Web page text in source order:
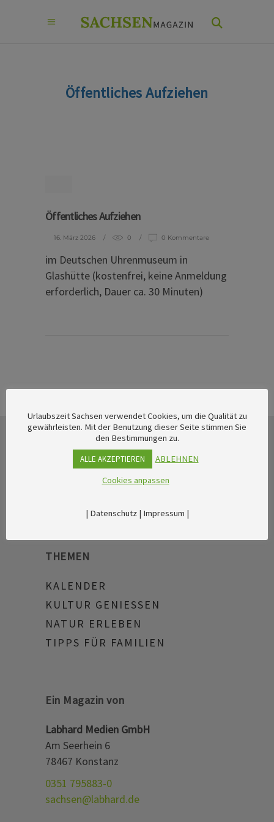
Öffentliches Aufziehen
Öffentliches Aufziehen
16. März 2026 0 0 Kommentare
im Deutschen Uhrenmuseum in
Glashütte (kostenfrei, keine Anmeldung
erforderlich, Dauer ca. 30 Minuten)
THEMEN
KALENDER
KULTUR GENIESSEN
NATUR ERLEBEN
TIPPS FÜR FAMILIEN
Ein Magazin von
Labhard Medien GmbH
Am Seerhein 6
78467 Konstanz
0351 795883-0
sachsen@labhard.de
Urlaubszeit Sachsen verwendet Cookies, um die Qualität zu
gewährleisten. Mit der Benutzung dieser Seite stimmen Sie
den Bestimmungen zu.
ALLE AKZEPTIEREN
ABLEHNEN
Cookies anpassen
| Datenschutz| Impressum |